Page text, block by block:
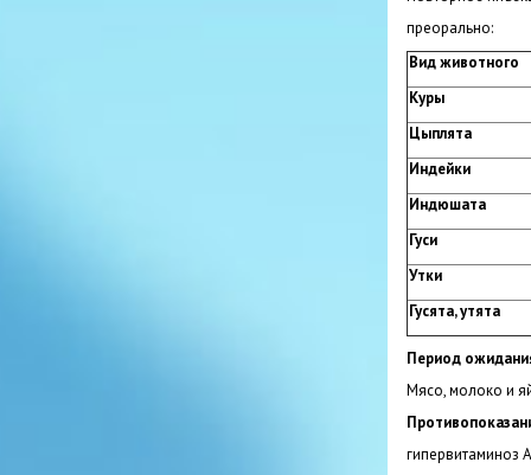
преорально:
Вид животного
Куры
Цыплята
Индейки
Индюшата
Гуси
Утки
Гусята, утята
Период
Мясо, молоко и
гипервитаминоз